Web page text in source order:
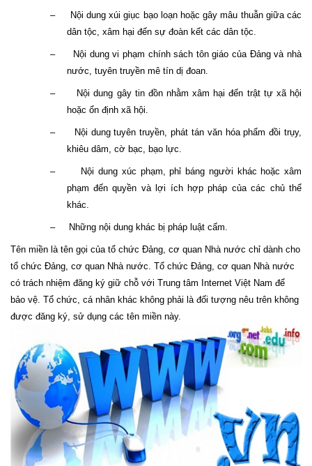
–
Nội dung xúi giục bạo loạn hoặc gây mâu thuẫn giữa các
dân tộc, xâm hại đến sự đoàn kết các dân tộc.
–
Nội dung vi phạm chính sách tôn giáo của Đảng và nhà
nước, tuyên truyền mê tín dị đoan.
–
Nội dung gây tin đồn nhằm xâm hại đến trật tự xã hội
hoặc ổn định xã hội.
–
Nội dung tuyên truyền, phát tán văn hóa phẩm đồi trụy,
khiêu dâm, cờ bạc, bạo lực.
–
Nội dung xúc phạm, phỉ báng người khác hoặc xâm
phạm đến quyền và lợi ích hợp pháp của các chủ thể
khác.
– Những nội dung khác bị pháp luật cấm.
Tên miền là tên gọi của tổ chức Đảng, cơ quan Nhà nước chỉ dành cho
tổ chức Đảng, cơ quan Nhà nước. Tổ chức Đảng, cơ quan Nhà nước
có trách nhiệm đăng ký giữ chỗ với Trung tâm Internet Việt Nam để
bảo vệ. Tổ chức, cá nhân khác không phải là đối tượng nêu trên không
được đăng ký, sử dụng các tên miền này.